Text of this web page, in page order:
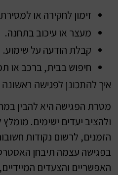
זימון לחקירה או
מעצר או עיכוב בתחנה.
קבלת הודעה על שימוע.
חיפוש בבית, ברכב או
איך להתכונן לפגישה ראשונה
מטרת הפגישה היא להבין
ולהציב יעדים ישימים.
הזמנים, לרשום נקודות
בפגישה עצמה תיבחן
האפשריים והצעדים